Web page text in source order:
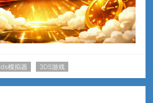
模拟器 3DS游戏